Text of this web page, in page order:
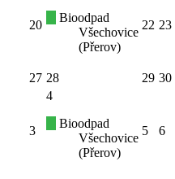
20
Bioodpad
Všechovice
(Přerov)
22 23
27 28 29 30
3
4
Bioodpad
Všechovice
(Přerov)
5 6